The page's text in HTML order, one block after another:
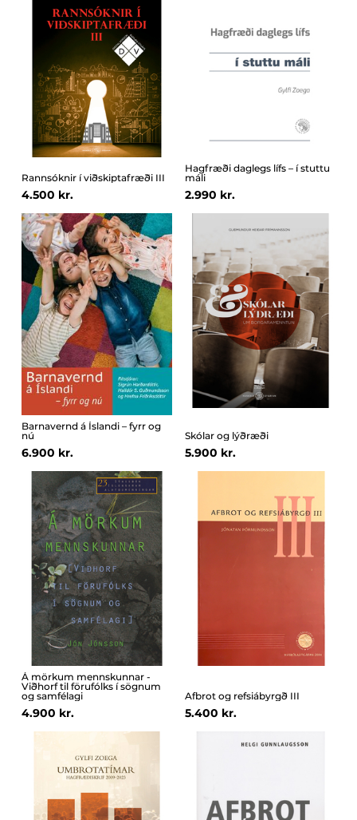
Rannsóknir í viðskiptafræði III
4.500 kr.
Hagfræði daglegs lífs – í stuttu
máli
2.990 kr.
Barnavernd á Íslandi – fyrr og
nú
6.900 kr.
Skólar og lýðræði
5.900 kr.
Á mörkum mennskunnar -
Viðhorf til förufólks í sögnum
og samfélagi
4.900 kr.
Afbrot og refsiábyrgð III
5.400 kr.